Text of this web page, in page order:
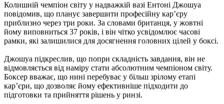
Колишній чемпіон світу у надважкій вазі Ентоні Джошуа
повідомив, що планує завершити професійну кар’єру
приблизно через три роки. За словами британця, у жовтні
йому виповниться 37 років, і він чітко усвідомлює часові
рамки, які залишилися для досягнення головних цілей у боксі.
Джошуа підкреслив, що попри складність завдання, він не
відмовляється від наміру стати абсолютним чемпіоном світу.
Боксер вважає, що нині перебуває у більш зрілому етапі
кар’єри, що дозволяє йому ефективніше підходити до
підготовки та прийняття рішень у ринзі.